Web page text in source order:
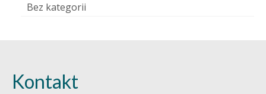
Bez kategorii
Kontakt